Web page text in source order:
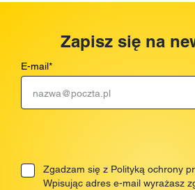
Zapisz się na
E-mail*
Zgadzam się z Polityką ochrony
Wpisując adres e-mail wyrażasz